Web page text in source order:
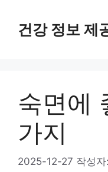
건강 정보 제
숙면에
가지
2025-12-27 작성자: